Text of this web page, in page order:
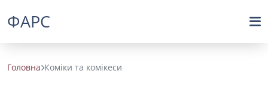
ФАРС
Головна Коміки та комікеси